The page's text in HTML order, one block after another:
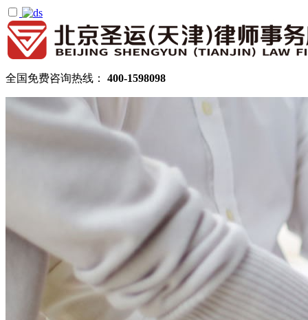
全国免费咨询热线： 400-1598098
律所公告
拆迁律师团队
民商律师团队
部门领域
公司商务部